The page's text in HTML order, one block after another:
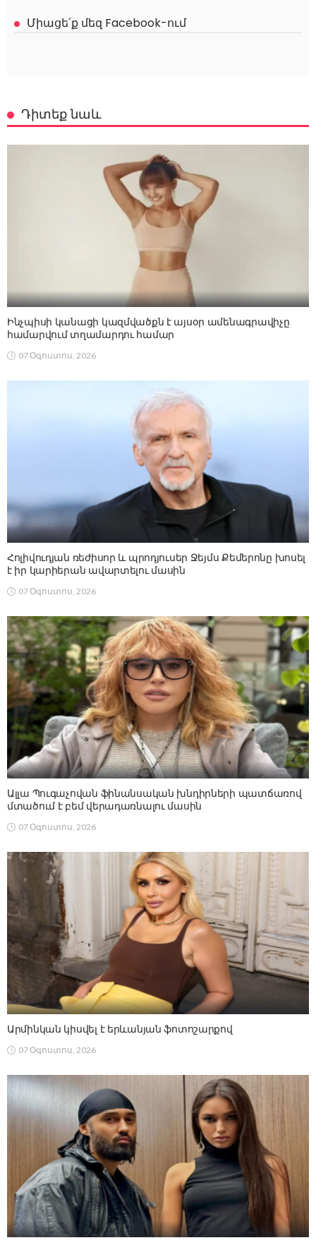
Միացե՛ք մեզ Facebook-ում
Դիտեք նաև
Ինչպիսի կանացի կազմվածքն է այսօր ամենագրավիչը
համարվում տղամարդու համար
07 Օգոստոս, 2026
Հոլիվուդյան ռեժիսոր և պրոդյուսեր Ջեյմս Քեմերոնը խոսել
է իր կարիերան ավարտելու մասին
07 Օգոստոս, 2026
Ալլա Պուգաչովան ֆինանսական խնդիրների պատճառով
մտածում է բեմ վերադառնալու մասին
07 Օգոստոս, 2026
Արմինկան կիսվել է երևանյան ֆոտոշարքով
07 Օգոստոս, 2026